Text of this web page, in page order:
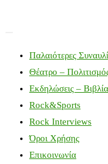
Παλαιότερες
Θέατρο –
Εκδηλώσεις – Βιβλία
Rock&Sports
Rock Interviews
Όροι Χρήσης
Επικοινωνία